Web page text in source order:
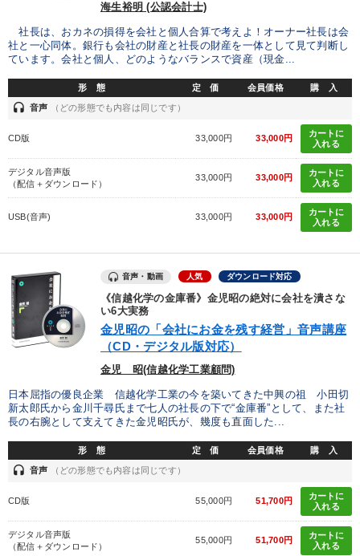
海生裕明 (公認会計士)
社長は、おカネの損得を会社と個人合算で考えよ！オーナー社長は会
社と一心同体。銀行も会社の財産と社長の財産を一体として見て判断し
ています。会社と個人、どのようなバランスで資産（現金...
形 態 定 価 会員価格 購 入
headset 音声 （どの形態でも内容は同じです）
CD版 33,000円 33,000円
カートに
入れる
デジタル音声版
（配信＋ダウンロード）
33,000円 33,000円
カートに
入れる
USB(音声) 33,000円 33,000円
カートに
入れる
音声・動画 人気 ダウンロード対応
《信越化学の金庫番》金児昭の絶対に会社を潰さな
い6大実務
金児昭の「会社にお金を残す経営」音声講座
（CD・デジタル版対応）
金児 昭(信越化学工業顧問)
日本屈指の優良企業 信越化学工業の今を築いてきた中興の祖 小田切
新太郎氏から金川千尋氏まで七人の社長の下で“金庫番”として、また社
長の右腕として支えてきた金児昭氏が、幾度も直面した...
形 態 定 価 会員価格 購 入
headset 音声 （どの形態でも内容は同じです）
CD版 55,000円 51,700円
カートに
入れる
デジタル音声版
（配信＋ダウンロード）
55,000円 51,700円
カートに
入れる